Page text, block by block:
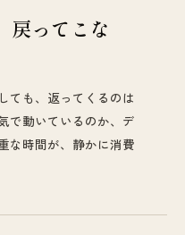
戻ってこな
ても、返ってくるのは
で動いているのか、デ
な時間が、静かに消費